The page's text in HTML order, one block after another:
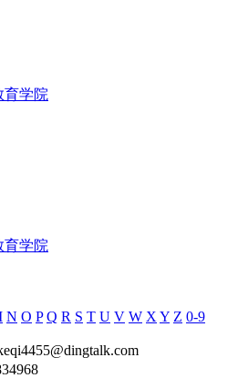
育学院
育学院
N O P Q R S T U V W X Y Z 0-9